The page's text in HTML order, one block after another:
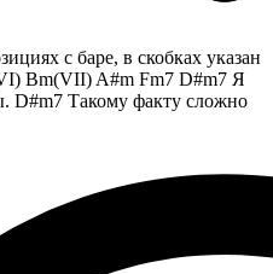
с баре, в скобках указан
Bm(VII) A#m Fm7 D#m7 Я
D#m7 Такому факту сложно